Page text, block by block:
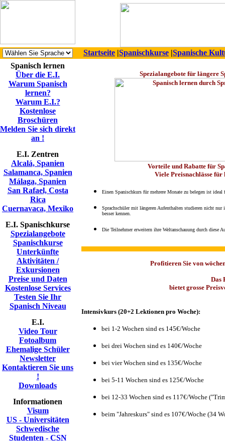
Startseite |Spanischkurse |Spanische
Spanisch lernen
Über die E.I.
Warum Spanisch
lernen?
Warum E.I.?
Kostenlose
Broschüren
Melden Sie sich direkt
an !
E.I. Zentren
Alcalá, Spanien
Salamanca, Spanien
Málaga, Spanien
San Rafael, Costa
Rica
Cuernavaca, Mexiko
E.I. Spanischkurse
Spezialangebote
Spanischkurse
Unterkünfte
Aktivitäten /
Exkursionen
Preise und Daten
Kostenlose Services
Testen Sie Ihr
Spanisch Niveau
E.I.
Video Tour
Fotoalbum
Ehemalige Schüler
Newsletter
Kontaktieren Sie uns
!
Downloads
Informationen
Visum
US - Universitäten
Schwedische
Studenten - CSN
Spezialangebote für längere
Vorteile und Rabatte für
Viele Preisnachlässe für
Einen Spanischkurs für mehrere Monate zu belegen ist
Sprachschüler mit längeren Aufenthalten studieren nicht nur
besser kennen.
Die Teilnehmer erweitern ihre Weltanschauung durch diese
Profitieren Sie von
Das
bietet grosse
Intensivkurs (20+2 Lektionen pro Woche):
bei 1-2 Wochen sind es 145€/Woche
bei drei Wochen sind es 140€/Woche
bei vier Wochen sind es 135€/Woche
bei 5-11 Wochen sind es 125€/Woche
bei 12-33 Wochen sind es 117€/Woche
beim "Jahreskurs" sind es 107€/Woche (34